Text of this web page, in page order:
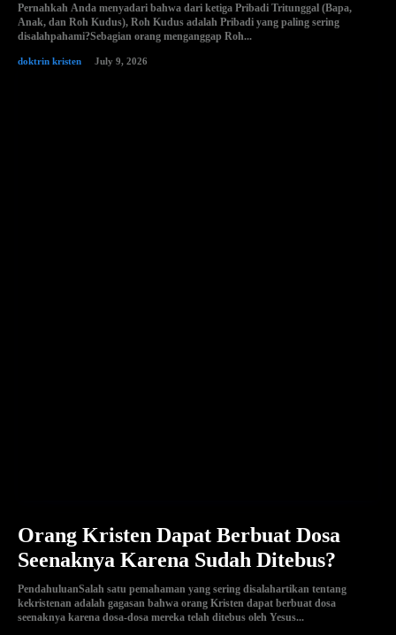
Pernahkah Anda menyadari bahwa dari ketiga Pribadi Tritunggal (Bapa,
Anak, dan Roh Kudus), Roh Kudus adalah Pribadi yang paling sering
disalahpahami?Sebagian orang menganggap Roh...
doktrin kristen July 9, 2026
Orang Kristen Dapat Berbuat Dosa
Seenaknya Karena Sudah Ditebus?
PendahuluanSalah satu pemahaman yang sering disalahartikan tentang
kekristenan adalah gagasan bahwa orang Kristen dapat berbuat dosa
seenaknya karena dosa-dosa mereka telah ditebus oleh Yesus...